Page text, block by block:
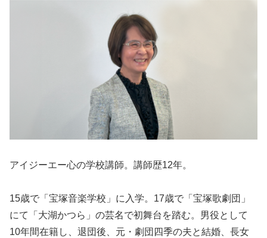
アイジーエー心の学校講師。講師歴12年。
15歳で「宝塚音楽学校」に入学。17歳で「宝塚歌劇団」
にて「大湖かつら」の芸名で初舞台を踏む。男役として
10年間在籍し、退団後、元・劇団四季の夫と結婚、長女